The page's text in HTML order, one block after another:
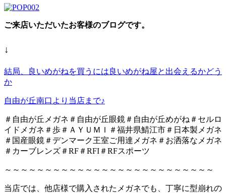
ご来店いただいたお客様のブログです。
↓
結局、良いめがねを買うには良いめがね屋と出会えるかどう
か
自由が丘南口より当店まで♪
＃自由が丘メガネ＃自由が丘眼鏡＃自由が丘めがね＃セルロ
イドメガネ＃歩＃ＡＹＵＭＩ＃福井県鯖江市＃日本製メガネ
＃国産眼鏡＃デンマーク王室ご用達メガネ＃お洒落なメガネ
＃カーブレンズ＃RF＃RFI＃RFスポーツ
～～～～～～～～～～～～～～～～～～～～～～～～～～
当店では、他店様で購入されたメガネでも、丁寧に型崩れの